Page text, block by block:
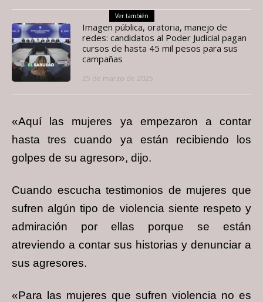
Ver también
Imagen pública, oratoria, manejo de
redes: candidatos al Poder Judicial pagan
cursos de hasta 45 mil pesos para sus
campañas
25 de marzo de 2025
«Aquí las mujeres ya empezaron a contar
hasta tres cuando ya están recibiendo los
golpes de su agresor», dijo.
Cuando escucha testimonios de mujeres que
sufren algún tipo de violencia siente respeto y
admiración por ellas porque se están
atreviendo a contar sus historias y denunciar a
sus agresores.
«Para las mujeres que sufren violencia no es